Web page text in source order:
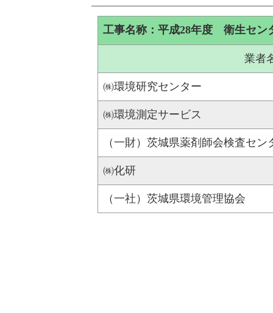
工事名称：平成28年度 衛生セン
業者
㈱環境研究センター
㈱環境測定サービス
（一財）茨城県薬剤師会検査セン
㈱化研
（一社）茨城県環境管理協会